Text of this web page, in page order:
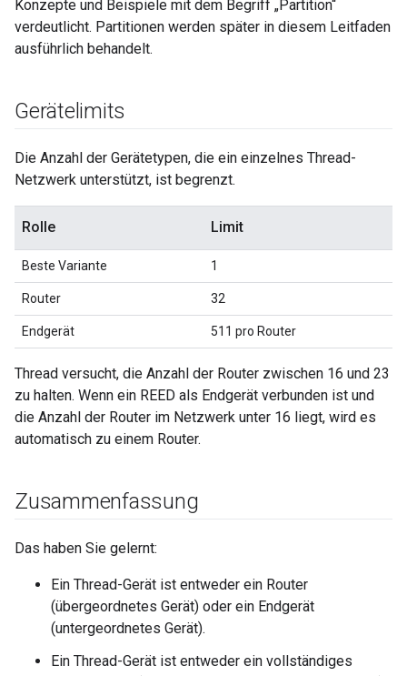
Konzepte und Beispiele mit dem Begriff „Partition“
verdeutlicht. Partitionen werden später in diesem Leitfaden
ausführlich behandelt.
Gerätelimits
Die Anzahl der Gerätetypen, die ein einzelnes Thread-
Netzwerk unterstützt, ist begrenzt.
Rolle Limit
Beste Variante 1
Router 32
Endgerät 511 pro Router
Thread versucht, die Anzahl der Router zwischen 16 und 23
zu halten. Wenn ein REED als Endgerät verbunden ist und
die Anzahl der Router im Netzwerk unter 16 liegt, wird es
automatisch zu einem Router.
Zusammenfassung
Das haben Sie gelernt:
Ein Thread-Gerät ist entweder ein Router
(übergeordnetes Gerät) oder ein Endgerät
(untergeordnetes Gerät).
Ein Thread-Gerät ist entweder ein vollständiges